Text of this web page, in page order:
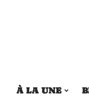
À LA UNE